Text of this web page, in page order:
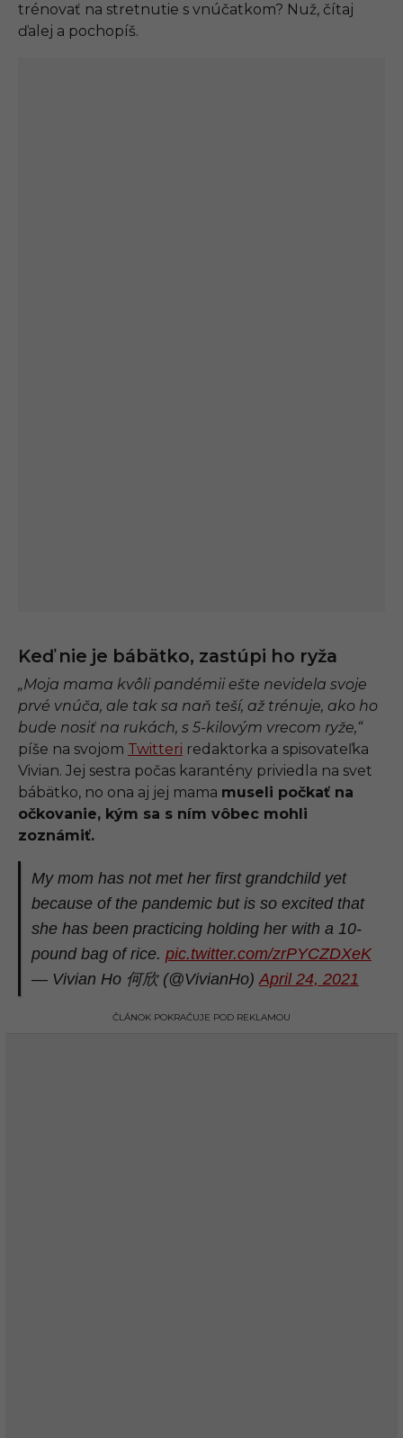
trénovať na stretnutie s vnúčatkom? Nuž, čítaj
ďalej a pochopíš.
Keď nie je bábätko, zastúpi ho ryža
„Moja mama kvôli pandémii ešte nevidela svoje
prvé vnúča, ale tak sa naň teší, až trénuje, ako ho
bude nosiť na rukách, s 5-kilovým vrecom ryže,“
píše na svojom Twitteri redaktorka a spisovateľka
Vivian. Jej sestra počas karantény priviedla na svet
bábätko, no ona aj jej mama museli počkať na
očkovanie, kým sa s ním vôbec mohli
zoznámiť.
My mom has not met her first grandchild yet
because of the pandemic but is so excited that
she has been practicing holding her with a 10-
pound bag of rice. pic.twitter.com/zrPYCZDXeK
— Vivian Ho 何欣 (@VivianHo) April 24, 2021
ČLÁNOK POKRAČUJE POD REKLAMOU